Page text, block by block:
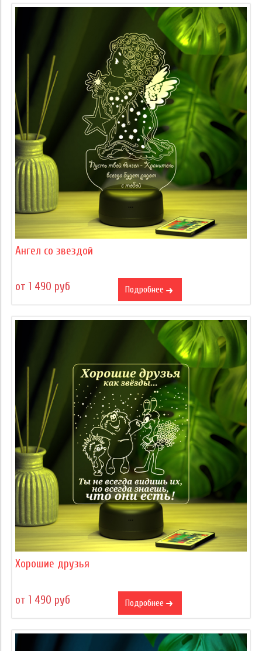
Ангел со звездой
от 1 490 руб Подробнее
Хорошие друзья
от 1 490 руб Подробнее